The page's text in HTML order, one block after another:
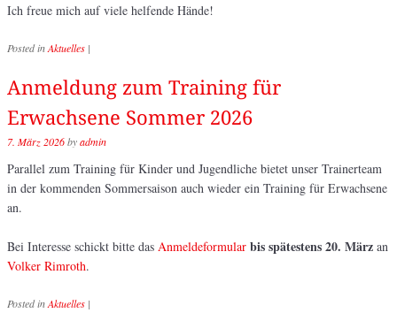
Ich freue mich auf viele helfende Hände!
Posted inAktuelles |
Anmeldung zum Training für
Erwachsene Sommer 2026
7. März 2026byadmin
Parallel zum Training für Kinder und Jugendliche bietet unser Trainerteam
in der kommenden Sommersaison auch wieder ein Training für Erwachsene
an.
Bei Interesse schickt bitte das Anmeldeformular bis spätestens 20. März an
Volker Rimroth.
Posted inAktuelles |